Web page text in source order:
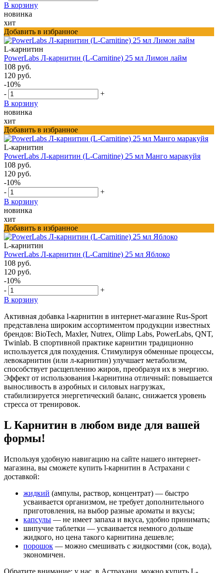
В корзину
новинка
хит
Добавить в избранное
L-карнитин
PowerLabs Л-карнитин (L-Carnitine) 25 мл Лимон лайм
108 руб.
120 руб.
-10%
-
+
В корзину
новинка
хит
Добавить в избранное
L-карнитин
PowerLabs Л-карнитин (L-Carnitine) 25 мл Манго маракуйя
108 руб.
120 руб.
-10%
-
+
В корзину
новинка
хит
Добавить в избранное
L-карнитин
PowerLabs Л-карнитин (L-Carnitine) 25 мл Яблоко
108 руб.
120 руб.
-10%
-
+
В корзину
Активная добавка l-карнитин в интернет-магазине Rus-Sport
представлена широким ассортиментом продукции известных
брендов: BioTech, Maxler, Nutrex, Olimp Labs, PowerLabs, QNT,
Twinlab. В спортивной практике карнитин традиционно
используется для похудения. Стимулируя обменные процессы,
левокарнитин (или л-карнитин) улучшает метаболизм,
способствует расщеплению жиров, преобразуя их в энергию.
Эффект от использования l-карнитина отличный: повышается
выносливость в аэробных и силовых нагрузках,
стабилизируется энергетический баланс, снижается уровень
стресса от тренировок.
L Карнитин в любом виде для вашей
формы!
Используя удобную навигацию на сайте нашего интернет-
магазина, вы сможете купить l-карнитин в Астрахани с
доставкой:
жидкий (ампулы, раствор, концентрат) — быстро
усваивается организмом, не требует дополнительного
приготовления, на выбор разные ароматы и вкусы;
капсулы — не имеет запаха и вкуса, удобно принимать;
шипучие таблетки — усваивается немного дольше
жидкого, но цена такого карнитина дешевле;
порошок — можно смешивать с жидкостями (сок, вода),
экономичен.
Обратите внимание: у нас, в Астрахани, можно купить L-